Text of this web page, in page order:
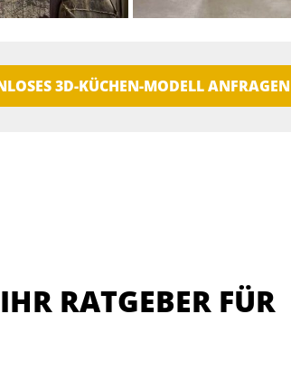
3D-KÜCHEN-MODELL ANFRAGEN
RATGEBER FÜR